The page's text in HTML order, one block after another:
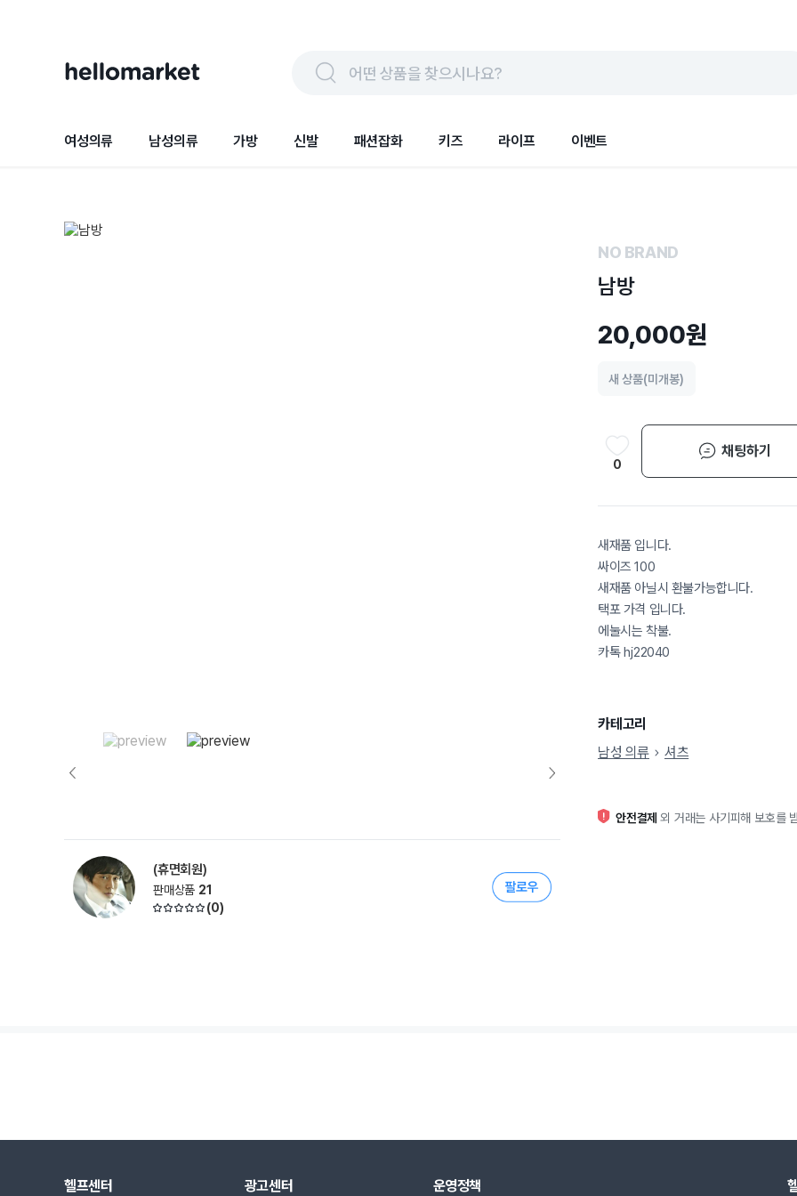
어떤 상품을 찾으시나요?
여성의류 남성의류 가방 신발 패션잡화 키즈 라이프 이벤트
(휴면회원)
판매상품 21
(0)
NO BRAND
남방
20,000원
새 상품(미개봉)
0
채팅하기
새재품 입니다.
싸이즈 100
새재품 아닐시 환불가능합니다.
택포 가격 입니다.
에눌시는 착불.
카톡 hj22040
카테고리
남성 의류
셔츠
안전결제 외 거래는 사기피해 보호를
헬프센터 광고센터 운영정책